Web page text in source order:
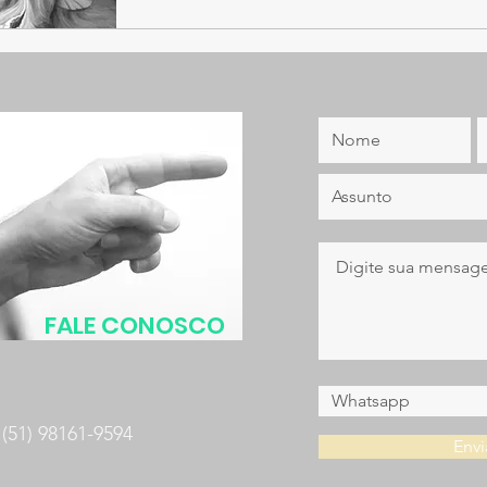
FALE CONOSCO
98161-9594